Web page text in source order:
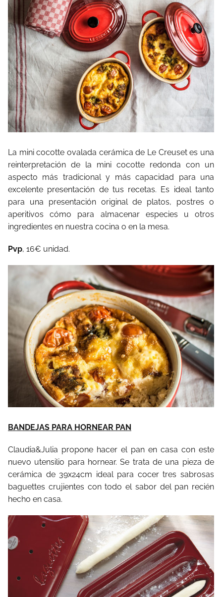
La mini cocotte ovalada cerámica de Le Creuset es una
reinterpretación de la mini cocotte redonda con un
aspecto más tradicional y más capacidad para una
excelente presentación de tus recetas. Es ideal tanto
para una presentación original de platos, postres o
aperitivos cómo para almacenar especies u otros
ingredientes en nuestra cocina o en la mesa.
Pvp, 16€ unidad.
BANDEJAS PARA HORNEAR PAN
Claudia&Julia propone hacer el pan en casa con este
nuevo utensilio para hornear. Se trata de una pieza de
cerámica de 39x24cm ideal para cocer tres sabrosas
baguettes crujientes con todo el sabor del pan recién
hecho en casa.